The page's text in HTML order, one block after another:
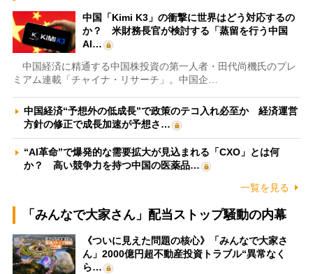
中国「Kimi K3」の衝撃に世界はどう対応するの
か？ 米財務長官が検討する「蒸留を行う中国
AI…
中国経済に精通する中国株投資の第一人者・田代尚機氏のプレ
ミアム連載「チャイナ・リサーチ」。中国企…
中国経済“予想外の低成長”で政策のテコ入れ必至か 経済運営
方針の修正で成長加速が予想さ…
“AI革命”で爆発的な需要拡大が見込まれる「CXO」とは何
か？ 高い競争力を持つ中国の医薬品…
一覧を見る
「みんなで大家さん」配当ストップ騒動の内幕
《ついに見えた問題の核心》「みんなで大家さ
ん」2000億円超不動産投資トラブル“異常なく
ら…